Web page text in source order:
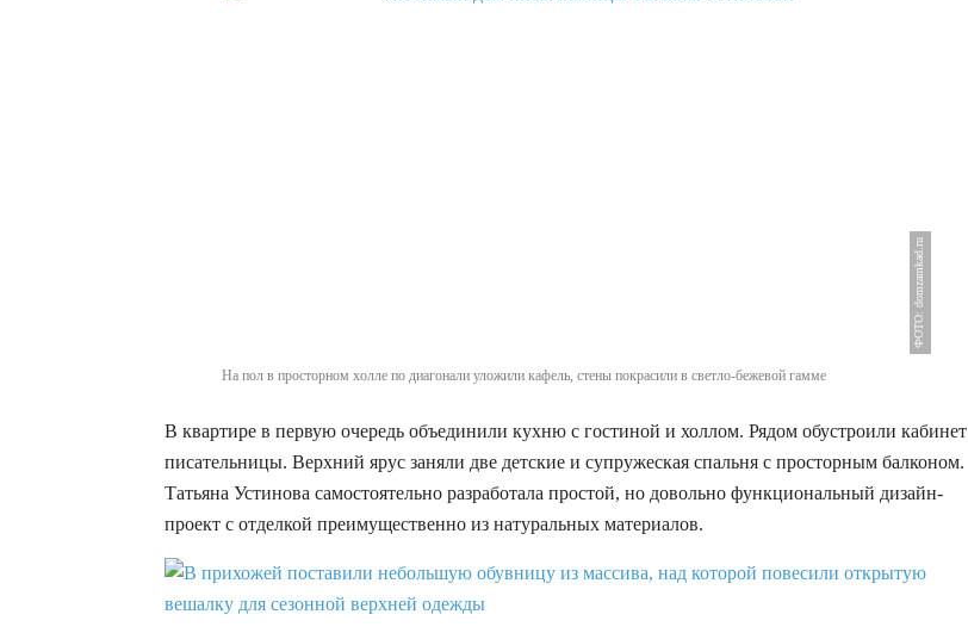
ФОТО: domzamkad.ru
На пол в просторном холле по диагонали уложили кафель, стены покрасили в светло-бежевой гамме
В квартире в первую очередь объединили кухню с гостиной и холлом. Рядом обустроили кабинет
писательницы. Верхний ярус заняли две детские и супружеская спальня с просторным балконом.
Татьяна Устинова самостоятельно разработала простой, но довольно функциональный дизайн-
проект с отделкой преимущественно из натуральных материалов.